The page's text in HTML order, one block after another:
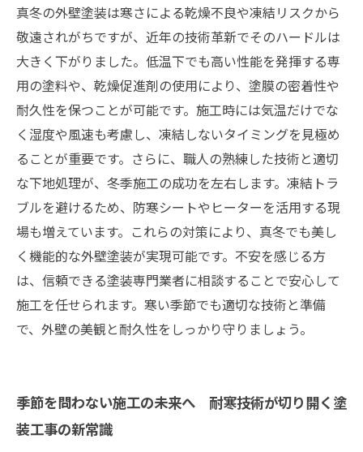
真冬の外壁塗装は寒さによる乾燥不良や凍結リスクから
敬遠されがちですが、近年の技術革新でそのハードルは
大きく下がりました。低温下でも高い性能を発揮する専
用の塗料や、乾燥促進剤の使用により、塗膜の密着性や
耐久性を保つことが可能です。施工時には気温だけでな
く湿度や風速も考慮し、凍結しないタイミングを見極め
ることが重要です。さらに、職人の熟練した技術と適切
な下地処理が、冬季施工の成功を左右します。凍結トラ
ブルを避けるため、防寒シートやヒーターを活用する現
場も増えています。これらの対策により、真冬でも美し
く機能的な外壁塗装が実現可能です。不安を感じる方
は、信頼できる塗装専門業者に相談することで安心して
施工を任せられます。寒い季節でも適切な技術と準備
で、外壁の美観と耐久性をしっかり守りましょう。
季節を問わない施工の未来へ 耐寒技術が切り開く塗
装工事の新常識